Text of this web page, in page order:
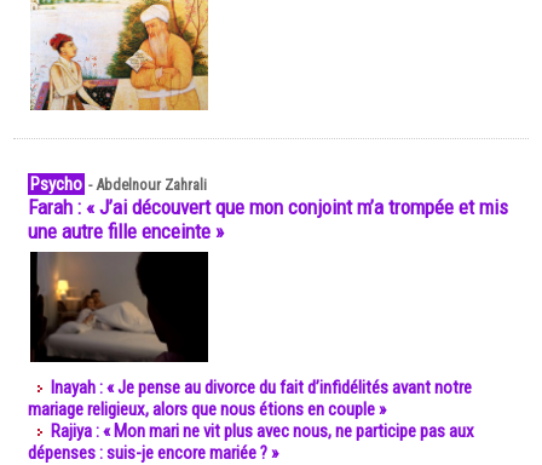
Psycho -Abdelnour Zahrali
Farah : « J’ai découvert que mon conjoint m’a trompée et mis
une autre fille enceinte »
Inayah : « Je pense au divorce du fait d’infidélités avant notre
mariage religieux, alors que nous étions en couple »
Rajiya : « Mon mari ne vit plus avec nous, ne participe pas aux
dépenses : suis-je encore mariée ? »